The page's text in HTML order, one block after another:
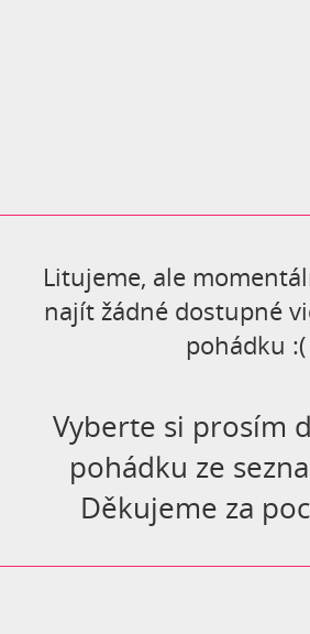
Litujeme, ale
najít žádné dostupné
pohádku :(
Vyberte si prosím
pohádku ze
Děkujeme za